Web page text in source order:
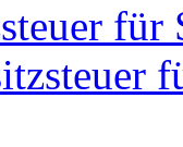
für